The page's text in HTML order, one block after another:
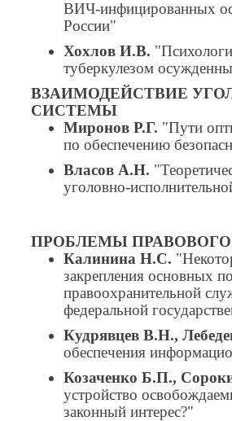
ВИЧ-инфицированных
России"
Хохлов И.В.
туберкулезом
ВЗАИМОДЕЙСТВИЕ
СИСТЕМЫ
Миронов Р.Г. "Пути
по обеспечению
Власов А.Н.
уголовно-
ПРОБЛЕМЫ
Калинина Н.С.
закрепления основных
правоохранительной
федеральной
Кудрявцев В.Н.,
обеспечения
Козаченко Б.П.,
устройство
законный интерес?"